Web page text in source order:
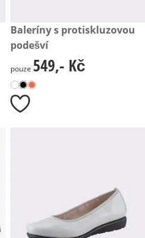
549,- Kč
Baleríny s protiskluzovou
podešví
549,- Kč
pouze 549,- Kč